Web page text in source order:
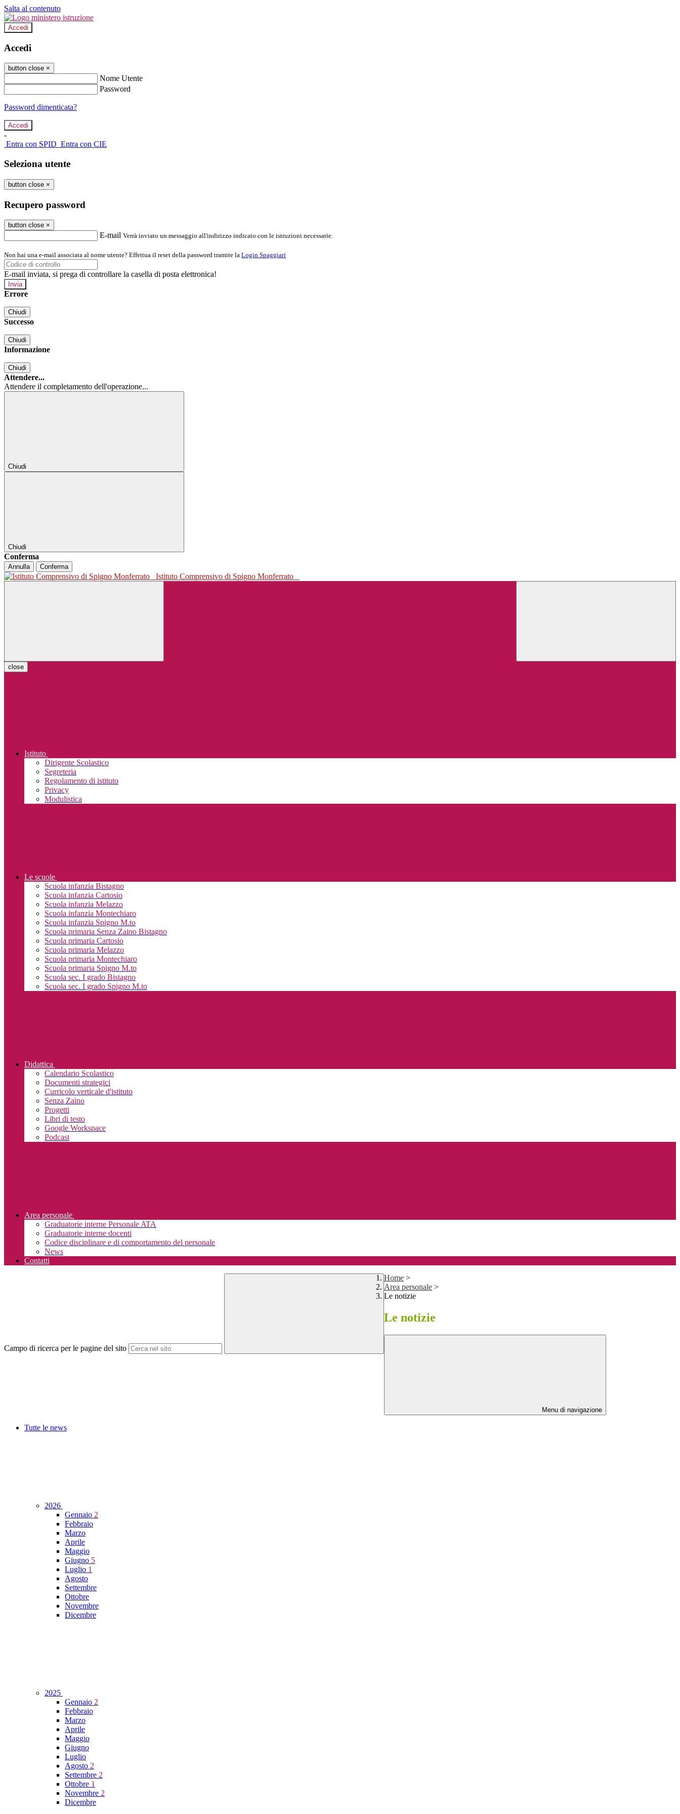
Salta al contenuto
Accedi
Accedi
button close ×
Nome Utente
Password
Password dimenticata?
-
Entra con SPID Entra con CIE
Seleziona utente
button close ×
Recupero password
button close ×
E-mail Verrà inviato un messaggio all'indirizzo indicato con le istruzioni necessarie.
Non hai una e-mail associata al nome utente? Effettua il reset della password tramite la Login Spaggiari
E-mail inviata, si prega di controllare la casella di posta elettronica!
Errore
Chiudi
Successo
Chiudi
Informazione
Chiudi
Attendere...
Attendere il completamento dell'operazione...
Chiudi
Chiudi
Conferma
Annulla Conferma
Istituto Comprensivo di Spigno Monferrato
close
Istituto
Dirigente Scolastico
Segreteria
Regolamento di istituto
Privacy
Modulistica
Le scuole
Scuola infanzia Bistagno
Scuola infanzia Cartosio
Scuola infanzia Melazzo
Scuola infanzia Montechiaro
Scuola infanzia Spigno M.to
Scuola primaria Senza Zaino Bistagno
Scuola primaria Cartosio
Scuola primaria Melazzo
Scuola primaria Montechiaro
Scuola primaria Spigno M.to
Scuola sec. I grado Bistagno
Scuola sec. I grado Spigno M.to
Didattica
Calendario Scolastico
Documenti strategici
Curricolo verticale d'istituto
Senza Zaino
Progetti
Libri di testo
Google Workspace
Podcast
Area personale
Graduatorie interne Personale ATA
Graduatorie interne docenti
Codice disciplinare e di comportamento del personale
News
Contatti
Campo di ricerca per le pagine del sito
Home >
Area personale >
Le notizie
Le notizie
Menu di navigazione
Tutte le news
2026
Gennaio 2
Febbraio
Marzo
Aprile
Maggio
Giugno 5
Luglio 1
Agosto
Settembre
Ottobre
Novembre
Dicembre
2025
Gennaio 2
Febbraio
Marzo
Aprile
Maggio
Giugno
Luglio
Agosto 2
Settembre 2
Ottobre 1
Novembre 2
Dicembre